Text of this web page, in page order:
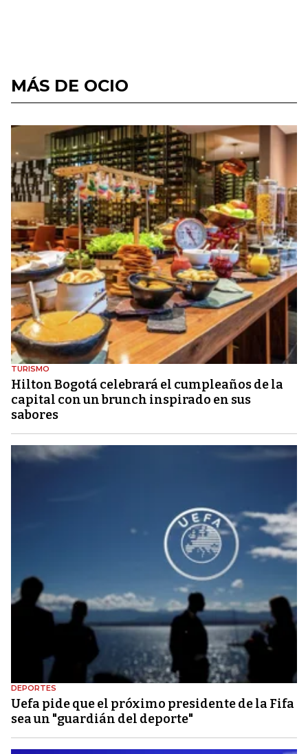
MÁS DE OCIO
TURISMO
Hilton Bogotá celebrará el cumpleaños de la
capital con un brunch inspirado en sus
sabores
DEPORTES
Uefa pide que el próximo presidente de la Fifa
sea un "guardián del deporte"